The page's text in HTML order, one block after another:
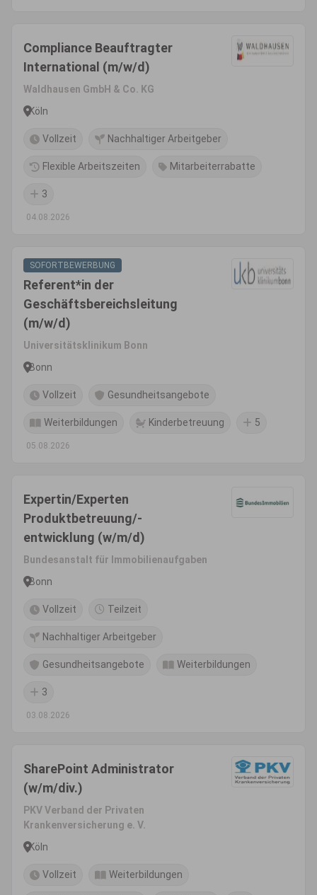
Compliance Beauftragter
International (m/w/d)
Waldhausen GmbH & Co. KG
Köln
Vollzeit Nachhaltiger Arbeitgeber
Flexible Arbeitszeiten Mitarbeiterrabatte
3
04.08.2026
SOFORTBEWERBUNG
Referent*in der
Geschäftsbereichsleitung
(m/w/d)
Universitätsklinikum Bonn
Bonn
Vollzeit Gesundheitsangebote
Weiterbildungen Kinderbetreuung 5
05.08.2026
Expertin/Experten
Produktbetreuung/-
entwicklung (w/m/d)
Bundesanstalt für Immobilienaufgaben
Bonn
Vollzeit Teilzeit
Nachhaltiger Arbeitgeber
Gesundheitsangebote Weiterbildungen
3
03.08.2026
SharePoint Administrator
(w/m/div.)
PKV Verband der Privaten
Krankenversicherung e. V.
Köln
Vollzeit Weiterbildungen